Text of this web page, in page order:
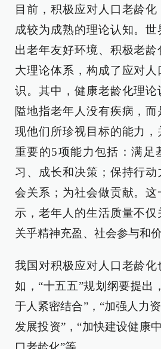
目前，积极应对人口老龄
成较为成熟的理论认知。
出老年友好环境、积极老
大理论体系，构成了应对
识。其中，健康老龄化理
隘地指老年人没有疾病，
现他们所珍视目标的能力
重要的5项能力包括：满足
习、成长和决策；保持行
会关系；为社会做贡献。
示，老年人的生活质量不
关乎精神充盈、社会参与和价
我国对积极应对人口老龄化
如，“十五五”规划纲要提出
于人紧密结合”，“加强人力
发展投资”，“加快建设健康